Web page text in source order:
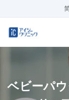
ベビーパ
アクセ
クリニック紹介